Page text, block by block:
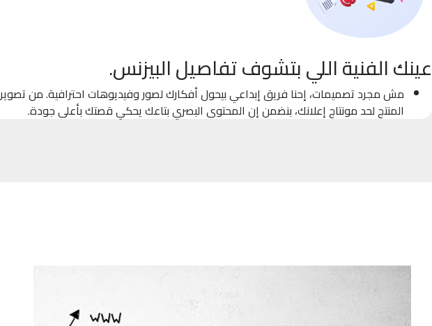
عينك الفنية اللي بتشوف تفاصيل البيزنس.
مش مجرد تصميمات، إحنا فريق إبداعي بيحول أفكارك لصور وفيديوهات احترافية. من تصوير
المنتج لحد مونتاج إعلانك، بنضمن إن المحتوى البصري بتاعك يحكي قصتك بأعلى جودة.